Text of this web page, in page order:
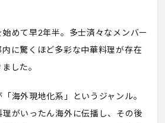
始めて早2年半。多士済々なメンバー
に驚くほど多彩な中華料理が存在
した。
海外現地化系」というジャンル。
がいったん海外に伝播し、その後